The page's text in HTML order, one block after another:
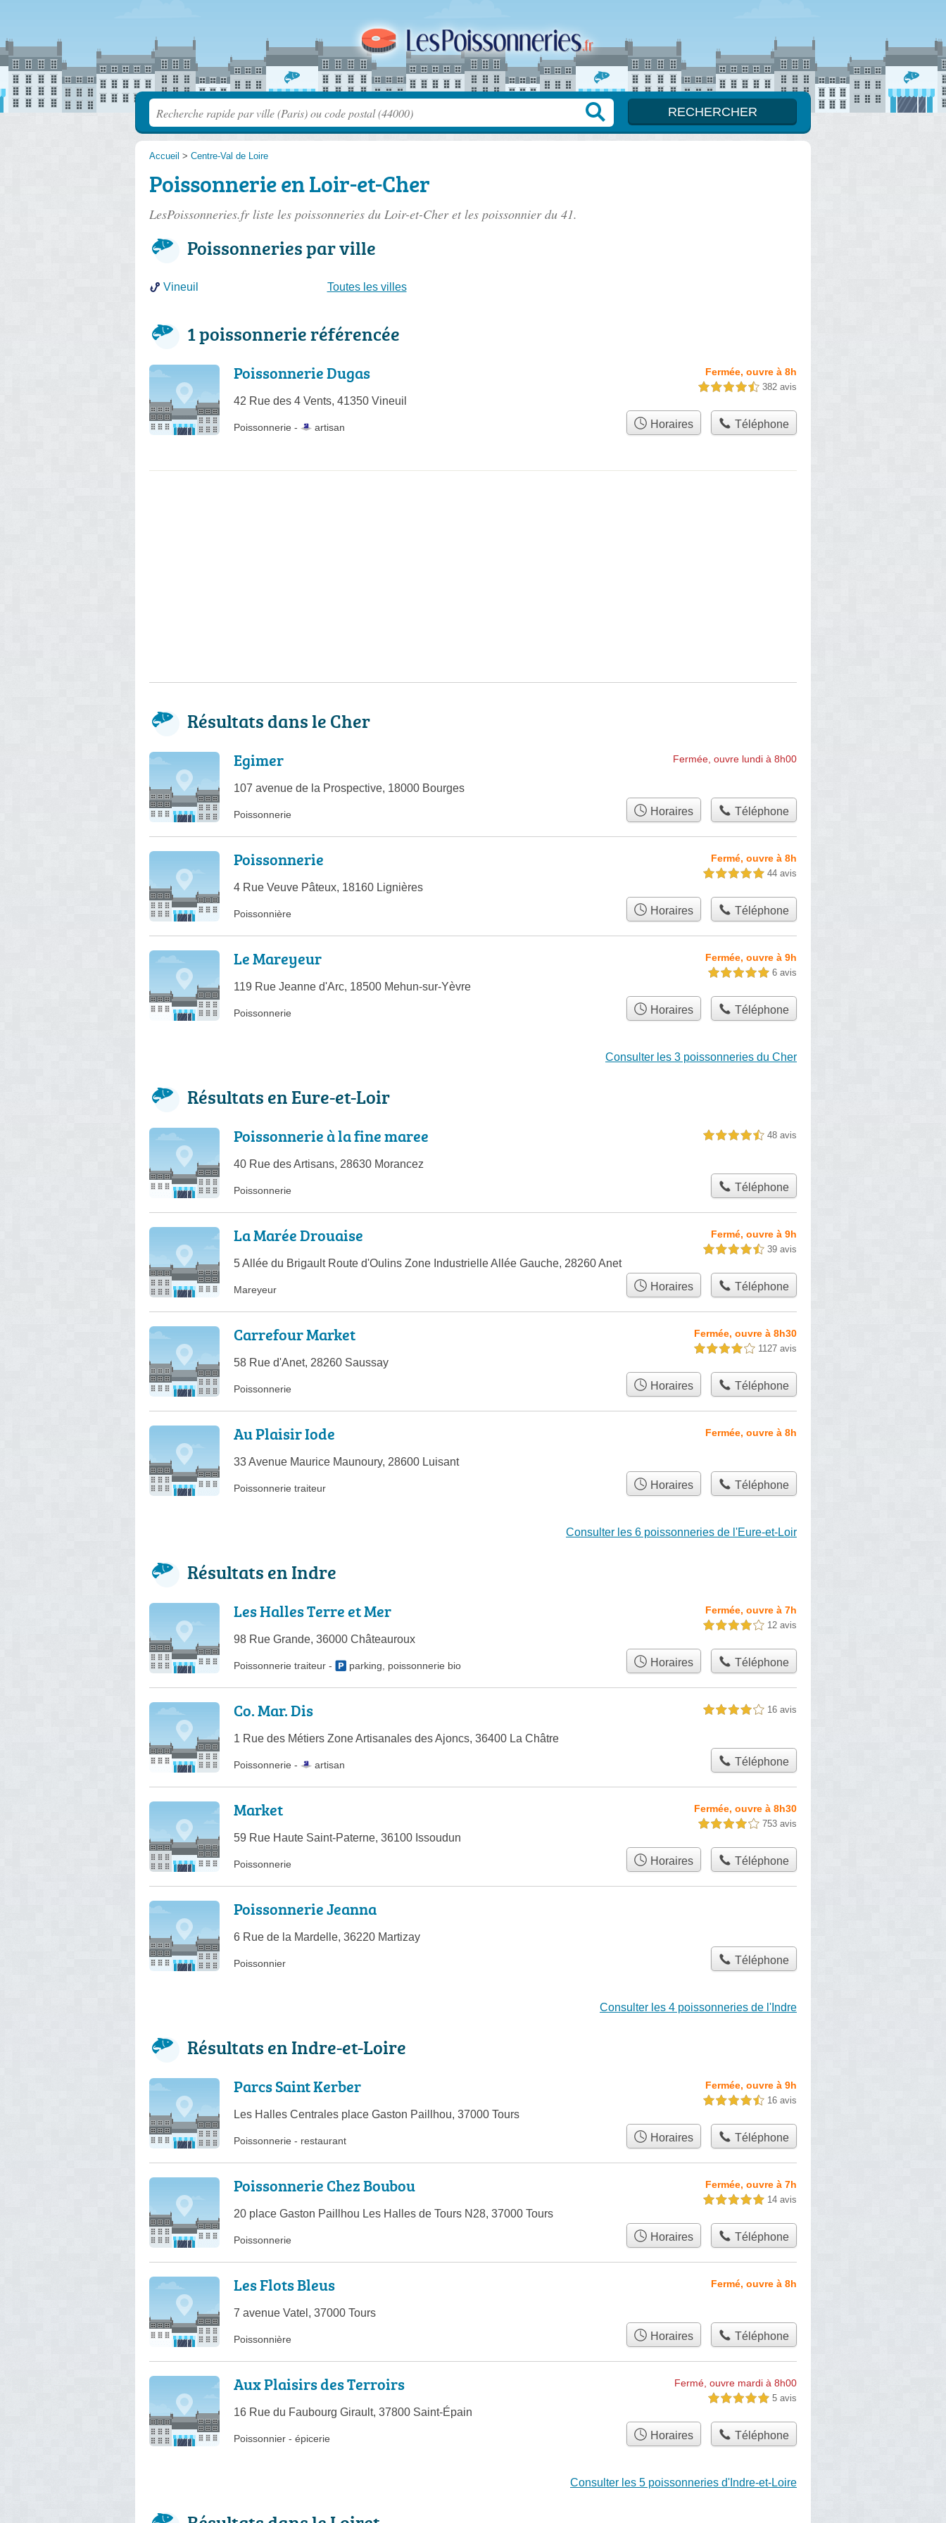
Accueil > Centre-Val de Loire
Poissonnerie en Loir-et-Cher
LesPoissonneries.fr liste les poissonneries du Loir-et-Cheret les poissonnier du 41.
Poissonneries par ville
Vineuil Toutes les villes
1 poissonnerie référencée
Poissonnerie Dugas
42 Rue des 4 Vents, 41350 Vineuil
Fermée, ouvre à 8h
4,5 étoiles sur 5 382 avis
Poissonnerie - artisan Horaires Téléphone
Résultats dans le Cher
Egimer
107 avenue de la Prospective, 18000 Bourges
Fermée, ouvre lundi à 8h00
Poissonnerie Horaires Téléphone
Poissonnerie
4 Rue Veuve Pâteux, 18160 Lignières
Fermé, ouvre à 8h
5,0 étoiles sur 5 44 avis
Poissonnière Horaires Téléphone
Le Mareyeur
119 Rue Jeanne d'Arc, 18500 Mehun-sur-Yèvre
Fermée, ouvre à 9h
5,0 étoiles sur 5 6 avis
Poissonnerie Horaires Téléphone
Consulter les 3 poissonneries du Cher
Résultats en Eure-et-Loir
Poissonnerie à la fine maree
40 Rue des Artisans, 28630 Morancez
4,5 étoiles sur 5 48 avis
Poissonnerie Téléphone
La Marée Drouaise
5 Allée du Brigault Route d'Oulins Zone Industrielle Allée Gauche, 28260 Anet
Fermé, ouvre à 9h
4,5 étoiles sur 5 39 avis
Mareyeur Horaires Téléphone
Carrefour Market
58 Rue d'Anet, 28260 Saussay
Fermée, ouvre à 8h30
4,0 étoiles sur 5 1127 avis
Poissonnerie Horaires Téléphone
Au Plaisir Iode
33 Avenue Maurice Maunoury, 28600 Luisant
Fermée, ouvre à 8h
Poissonnerie traiteur Horaires Téléphone
Consulter les 6 poissonneries de l'Eure-et-Loir
Résultats en Indre
Les Halles Terre et Mer
98 Rue Grande, 36000 Châteauroux
Fermée, ouvre à 7h
4,0 étoiles sur 5 12 avis
Poissonnerie traiteur - parking poissonnerie bio Horaires Téléphone
Co. Mar. Dis
1 Rue des Métiers Zone Artisanales des Ajoncs, 36400 La Châtre
4,0 étoiles sur 5 16 avis
Poissonnerie - artisan Téléphone
Market
59 Rue Haute Saint-Paterne, 36100 Issoudun
Fermée, ouvre à 8h30
4,0 étoiles sur 5 753 avis
Poissonnerie Horaires Téléphone
Poissonnerie Jeanna
6 Rue de la Mardelle, 36220 Martizay
Poissonnier Téléphone
Consulter les 4 poissonneries de l'Indre
Résultats en Indre-et-Loire
Parcs Saint Kerber
Les Halles Centrales place Gaston Paillhou, 37000 Tours
Fermée, ouvre à 9h
4,5 étoiles sur 5 16 avis
Poissonnerie - restaurant Horaires Téléphone
Poissonnerie Chez Boubou
20 place Gaston Paillhou Les Halles de Tours N28, 37000 Tours
Fermée, ouvre à 7h
5,0 étoiles sur 5 14 avis
Poissonnerie Horaires Téléphone
Les Flots Bleus
7 avenue Vatel, 37000 Tours
Fermé, ouvre à 8h
Poissonnière Horaires Téléphone
Aux Plaisirs des Terroirs
16 Rue du Faubourg Girault, 37800 Saint-Épain
Fermé, ouvre mardi à 8h00
5,0 étoiles sur 5 5 avis
Poissonnier - épicerie Horaires Téléphone
Consulter les 5 poissonneries d'Indre-et-Loire